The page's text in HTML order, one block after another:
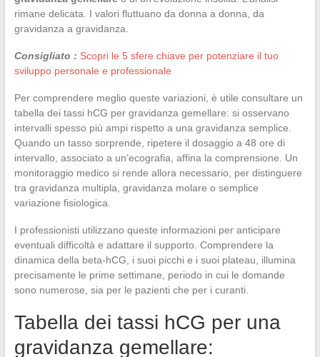
rimane delicata. I valori fluttuano da donna a donna, da
gravidanza a gravidanza.
Consigliato : Scopri le 5 sfere chiave per potenziare il tuo
sviluppo personale e professionale
Per comprendere meglio queste variazioni, è utile consultare un
tabella dei tassi hCG per gravidanza gemellare: si osservano
intervalli spesso più ampi rispetto a una gravidanza semplice.
Quando un tasso sorprende, ripetere il dosaggio a 48 ore di
intervallo, associato a un’ecografia, affina la comprensione. Un
monitoraggio medico si rende allora necessario, per distinguere
tra gravidanza multipla, gravidanza molare o semplice
variazione fisiologica.
I professionisti utilizzano queste informazioni per anticipare
eventuali difficoltà e adattare il supporto. Comprendere la
dinamica della beta-hCG, i suoi picchi e i suoi plateau, illumina
precisamente le prime settimane, periodo in cui le domande
sono numerose, sia per le pazienti che per i curanti.
Tabella dei tassi hCG per una
gravidanza gemellare: